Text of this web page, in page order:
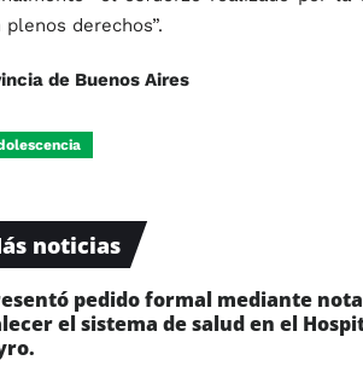
derechos”.
de Buenos Aires
noticias
pedido formal mediante
el sistema de salud en el